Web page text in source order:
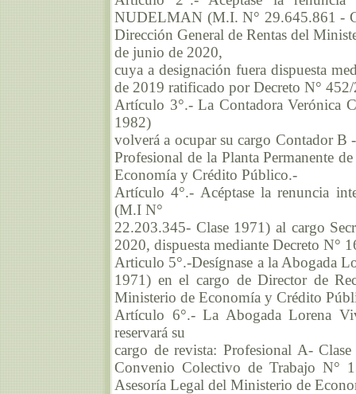
NUDELMAN (M.I. N° 29.645.861 -
Dirección General de Rentas del
de junio de 2020,
cuya a designación fuera dispuesta
de 2019 ratificado por Decreto N°
Artículo 3°.- La Contadora Verónica
1982)
volverá a ocupar su cargo Contador
Profesional de la Planta Permanente
Economía y Crédito Público.-
Artículo 4°.- Acéptase la renuncia
(M.I N°
22.203.345- Clase 1971) al cargo
2020, dispuesta mediante Decreto N°
Articulo 5°.-Desígnase a la Abogada
1971) en el cargo de Director de
Ministerio de Economía y Crédito
Artículo 6°.- La Abogada Lorena
reservará su
cargo de revista: Profesional A-
Convenio Colectivo de Trabajo N°
Asesoría Legal del Ministerio de